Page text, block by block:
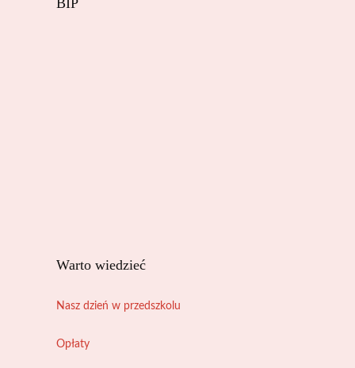
BIP
Warto wiedzieć
Nasz dzień w przedszkolu
Opłaty